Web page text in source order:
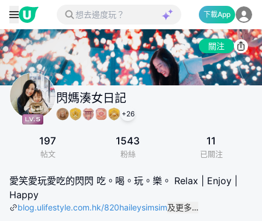
下載App
關注
閃媽湊女日記
+26
197
帖文
1543
粉絲
11
已關注
愛笑愛玩愛吃的閃閃 吃。喝。玩。樂。 Relax | Enjoy |
Happy
blog.ulifestyle.com.hk/820haileysimsim及更多…